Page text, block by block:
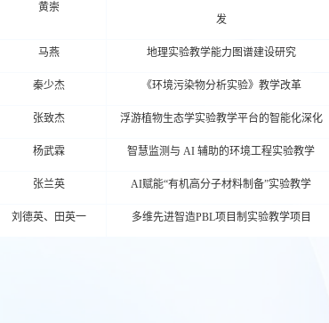
黄崇
发
马燕 地理实验教学能力图谱建设研究
秦少杰 《环境污染物分析实验》教学改革
张致杰 浮游植物生态学实验教学平台的智能化深化
杨武霖 智慧监测与 AI 辅助的环境工程实验教学
张兰英 AI赋能“有机高分子材料制备”实验教学
刘德英、田英一 多维先进智造PBL项目制实验教学项目